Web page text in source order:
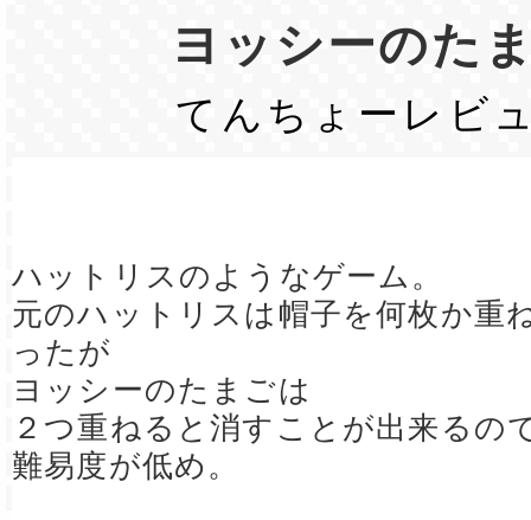
ヨッシーのた
てんちょーレビ
ハットリスのようなゲーム。
元のハットリスは帽子を何枚か重
ったが
ヨッシーのたまごは
２つ重ねると消すことが出来るの
難易度が低め。